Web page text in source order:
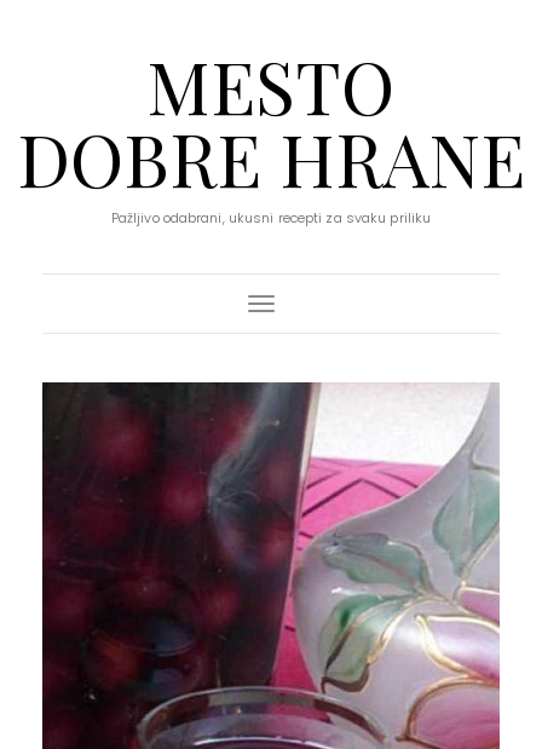
MESTO
DOBRE HRANE
Pažljivo odabrani, ukusni recepti za svaku priliku
Toggle Navigation